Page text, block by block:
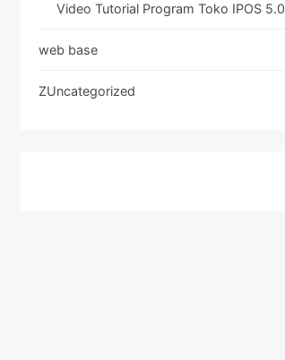
Video Tutorial Program Toko IPOS 5.0
web base
ZUncategorized